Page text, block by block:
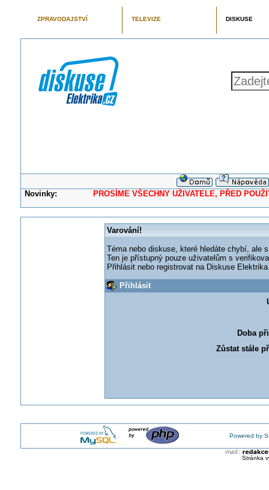
ZPRAVODAJSTVÍ TELEVIZE DISKUSE
Novinky: PROSÍME VŠECHNY UŽIVATELE, PŘED
Varování!
Téma nebo diskuse, které hledáte chybí, ale
Ten je přístupný pouze uživatelům s
Přihlásit nebo registrovat na Diskuse
Přihlásit
Doba
Zůstat stále
Powered by
Stránka